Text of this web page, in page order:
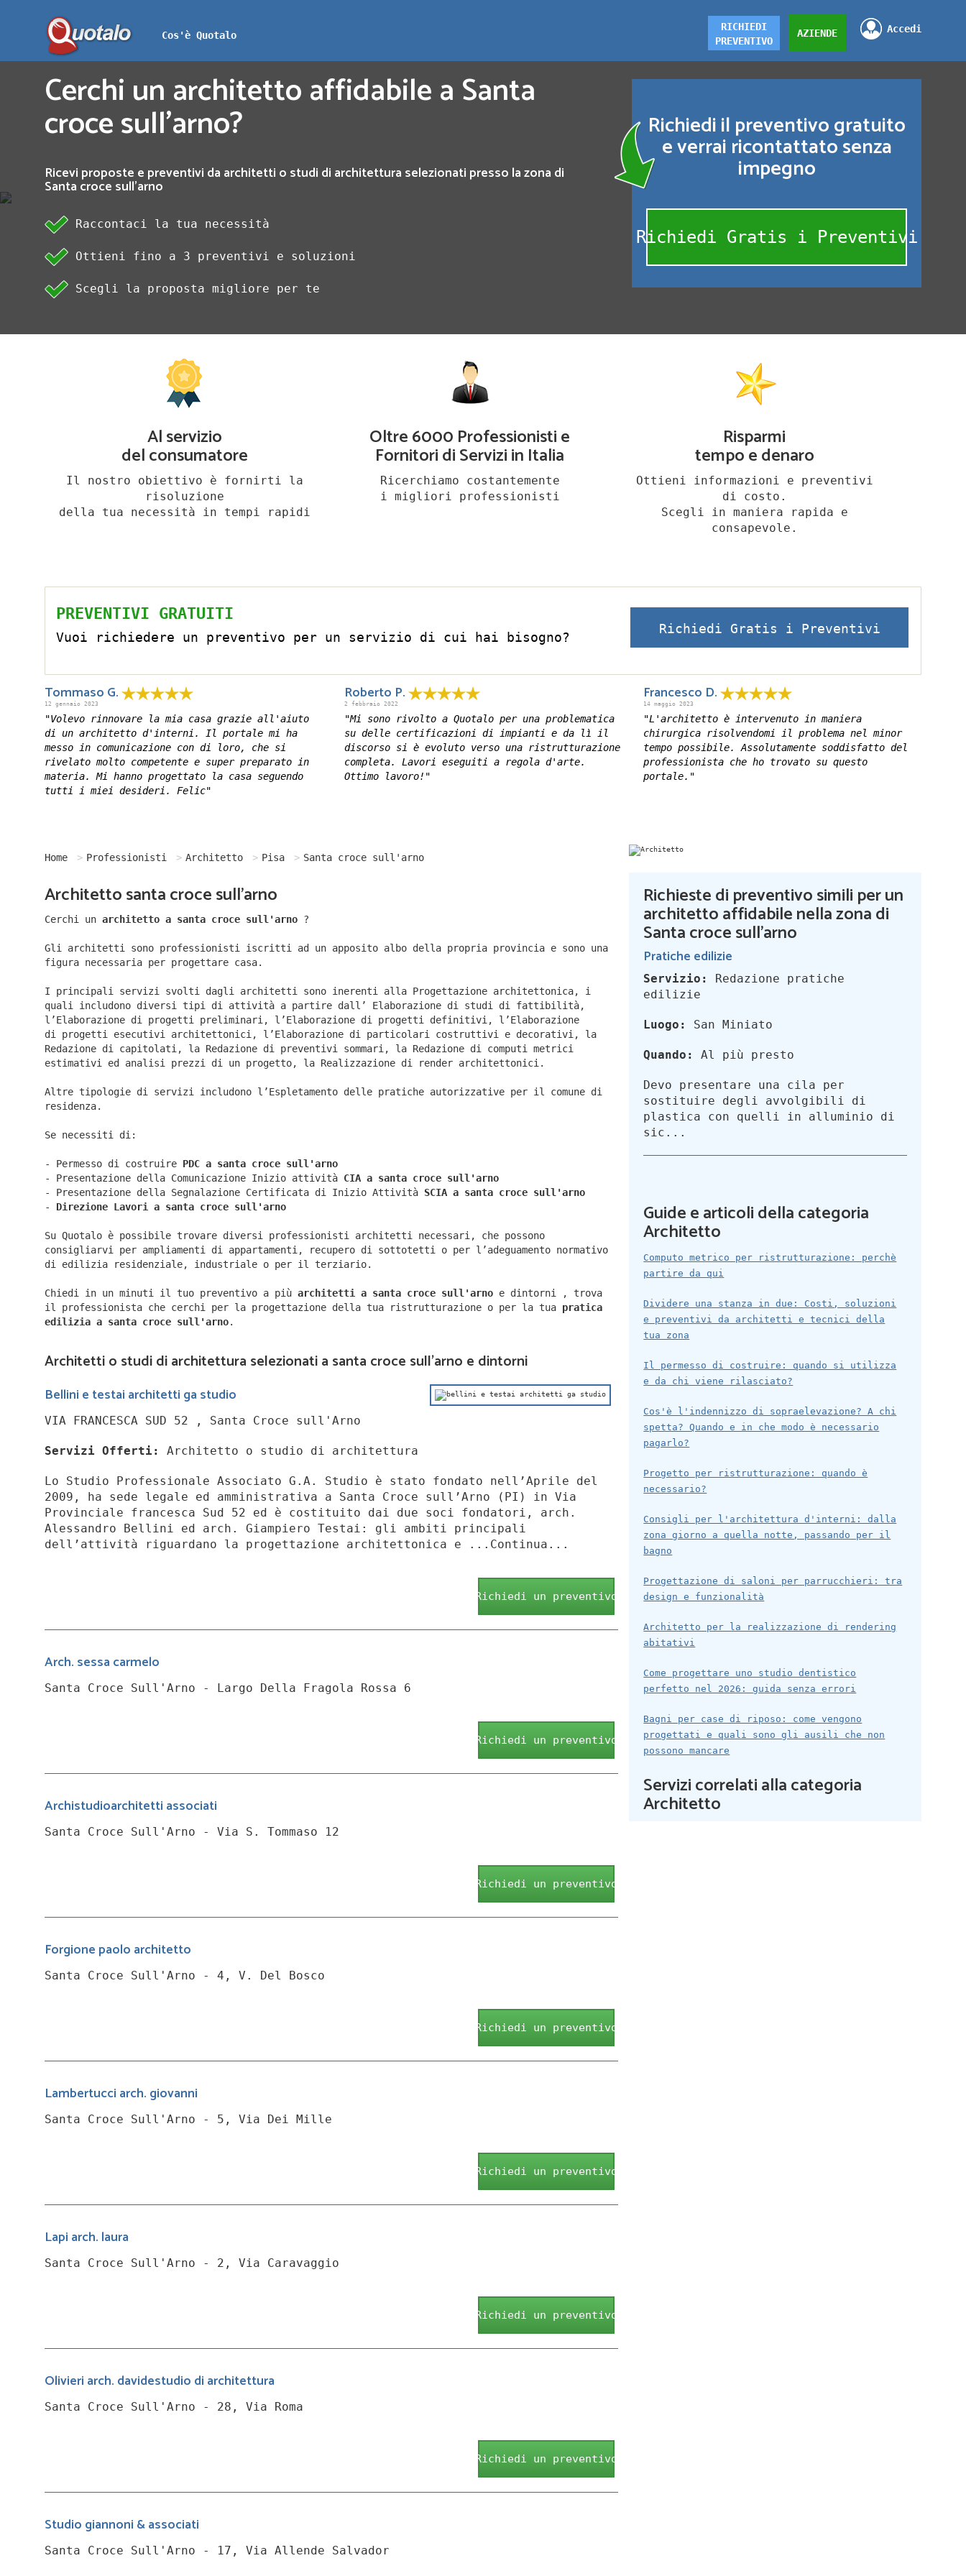
Cos'è Quotalo
Accedi
AZIENDE
RICHIEDI
PREVENTIVO
Cerchi un architetto affidabile a Santa
croce sull'arno?
Ricevi proposte e preventivi da architetti o studi di architettura selezionati presso la zona di
Santa croce sull'arno
Raccontaci la tua necessità
Ottieni fino a 3 preventivi e soluzioni
Scegli la proposta migliore per te
Richiedi il preventivo gratuito
e verrai ricontattato senza
impegno
Richiedi Gratis i Preventivi
Al servizio
del consumatore
Il nostro obiettivo è fornirti la
risoluzione
della tua necessità in tempi rapidi
Oltre 6000 Professionisti e
Fornitori di Servizi in Italia
Ricerchiamo costantemente
i migliori professionisti
Risparmi
tempo e denaro
Ottieni informazioni e preventivi
di costo.
Scegli in maniera rapida e
consapevole.
PREVENTIVI GRATUITI
Vuoi richiedere un preventivo per un servizio di cui hai bisogno?
Richiedi Gratis i Preventivi
Tommaso G.
12 gennaio 2023
"Volevo rinnovare la mia casa grazie all'aiuto
di un architetto d'interni. Il portale mi ha
messo in comunicazione con di loro, che si
rivelato molto competente e super preparato in
materia. Mi hanno progettato la casa seguendo
tutti i miei desideri. Felic"
Roberto P.
2 febbraio 2022
"Mi sono rivolto a Quotalo per una problematica
su delle certificazioni di impianti e da lì il
discorso si è evoluto verso una ristrutturazione
completa. Lavori eseguiti a regola d'arte.
Ottimo lavoro!"
Francesco D.
14 maggio 2023
"L'architetto è intervenuto in maniera
chirurgica risolvendomi il problema nel minor
tempo possibile. Assolutamente soddisfatto del
professionista che ho trovato su questo
portale."
Home Professionisti Architetto Pisa Santa croce sull'arno
Architetto santa croce sull'arno
Cerchi un architetto a santa croce sull'arno ?
Gli architetti sono professionisti iscritti ad un apposito albo della propria provincia e sono una
figura necessaria per progettare casa.
I principali servizi svolti dagli architetti sono inerenti alla Progettazione architettonica, i
quali includono diversi tipi di attività a partire dall’ Elaborazione di studi di fattibilità,
l’Elaborazione di progetti preliminari, l’Elaborazione di progetti definitivi, l’Elaborazione
di progetti esecutivi architettonici, l’Elaborazione di particolari costruttivi e decorativi, la
Redazione di capitolati, la Redazione di preventivi sommari, la Redazione di computi metrici
estimativi ed analisi prezzi di un progetto, la Realizzazione di render architettonici.
Altre tipologie di servizi includono l’Espletamento delle pratiche autorizzative per il comune di
residenza.
Se necessiti di:
- Permesso di costruire PDC a santa croce sull'arno
- Presentazione della Comunicazione Inizio attività CIA a santa croce sull'arno
- Presentazione della Segnalazione Certificata di Inizio Attività SCIA a santa croce sull'arno
- Direzione Lavori a santa croce sull'arno
Su Quotalo è possibile trovare diversi professionisti architetti necessari, che possono
consigliarvi per ampliamenti di appartamenti, recupero di sottotetti o per l’adeguamento normativo
di edilizia residenziale, industriale o per il terziario.
Chiedi in un minuti il tuo preventivo a più architetti a santa croce sull'arno e dintorni ,
trova
il professionista che cerchi per la progettazione della tua ristrutturazione o per la tua pratica
edilizia a santa croce sull'arno.
Architetti o studi di architettura selezionati a santa croce sull'arno e dintorni
Bellini e testai architetti ga studio
VIA FRANCESCA SUD 52 , Santa Croce sull'Arno
Servizi Offerti: Architetto o studio di architettura
Lo Studio Professionale Associato G.A. Studio è stato fondato nell’Aprile del
2009, ha sede legale ed amministrativa a Santa Croce sull’Arno (PI) in Via
Provinciale francesca Sud 52 ed è costituito dai due soci fondatori, arch.
Alessandro Bellini ed arch. Giampiero Testai: gli ambiti principali
dell’attività riguardano la progettazione architettonica e ...Continua...
Richiedi un preventivo
Arch. sessa carmelo
Santa Croce Sull'Arno - Largo Della Fragola Rossa 6
Richiedi un preventivo
Archistudioarchitetti associati
Santa Croce Sull'Arno - Via S. Tommaso 12
Richiedi un preventivo
Forgione paolo architetto
Santa Croce Sull'Arno - 4, V. Del Bosco
Richiedi un preventivo
Lambertucci arch. giovanni
Santa Croce Sull'Arno - 5, Via Dei Mille
Richiedi un preventivo
Lapi arch. laura
Santa Croce Sull'Arno - 2, Via Caravaggio
Richiedi un preventivo
Olivieri arch. davidestudio di architettura
Santa Croce Sull'Arno - 28, Via Roma
Richiedi un preventivo
Studio giannoni & associati
Santa Croce Sull'Arno - 17, Via Allende Salvador
Richieste di preventivo simili per un
architetto affidabile nella zona di
Santa croce sull'arno
Pratiche edilizie
Servizio:
Redazione pratiche
edilizie
Luogo: San Miniato
Quando: Al più presto
Devo presentare una cila per
sostituire degli avvolgibili di
plastica con quelli in alluminio di
sic...
Guide e articoli della categoria
Architetto
Computo metrico per ristrutturazione: perchè
partire da qui
Dividere una stanza in due: Costi, soluzioni
e preventivi da architetti e tecnici della
tua zona
Il permesso di costruire: quando si utilizza
e da chi viene rilasciato?
Cos'è l'indennizzo di sopraelevazione? A chi
spetta? Quando e in che modo è necessario
pagarlo?
Progetto per ristrutturazione: quando è
necessario?
Consigli per l'architettura d'interni: dalla
zona giorno a quella notte, passando per il
bagno
Progettazione di saloni per parrucchieri: tra
design e funzionalità
Architetto per la realizzazione di rendering
abitativi
Come progettare uno studio dentistico
perfetto nel 2026: guida senza errori
Bagni per case di riposo: come vengono
progettati e quali sono gli ausili che non
possono mancare
Servizi correlati alla categoria
Architetto